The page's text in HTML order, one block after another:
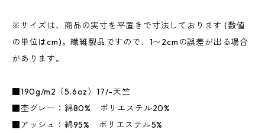
※サイズは、商品の実寸を平置きで寸法しております (数値
の単位はcm)。繊維製品ですので、1〜2cmの誤差が出る場合
があります。
■190g/m2（5.6oz）17/-天竺
■杢グレー：綿80% ポリエステル20%
■アッシュ：綿95% ポリエステル5%